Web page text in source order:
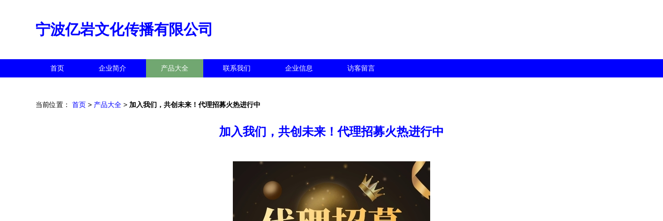
宁波亿岩文化传播有限公司
首页 企业简介 产品大全 联系我们 企业信息 访客留言
当前位置： 首页 > 产品大全 > 加入我们，共创未来！代理招募火热进行中
加入我们，共创未来！代理招募火热进行中